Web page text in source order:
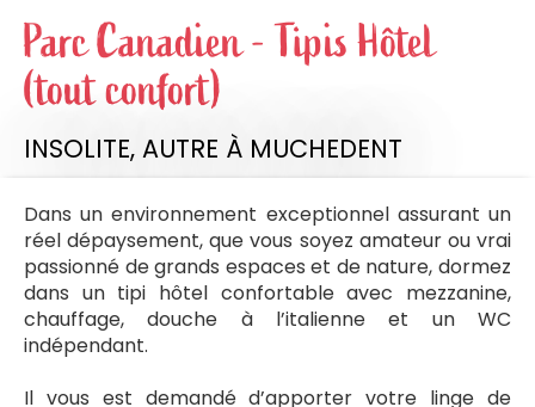
Parc Canadien - Tipis Hôtel
(tout confort)
INSOLITE, AUTRE À MUCHEDENT
Dans un environnement exceptionnel assurant un
réel dépaysement, que vous soyez amateur ou vrai
passionné de grands espaces et de nature, dormez
dans un tipi hôtel confortable avec mezzanine,
chauffage, douche à l’italienne et un WC
indépendant.
Il vous est demandé d’apporter votre linge de